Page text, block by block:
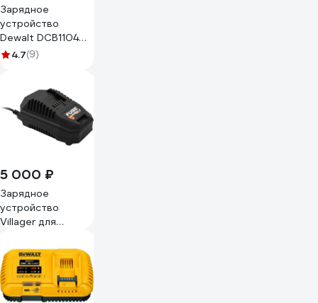
Зарядное
устройство
Dewalt DCB1104
DCB1104-QW
4.7(9)
5 000 ₽
Зарядное
устройство
Villager для
FUSE 4,5A 083383